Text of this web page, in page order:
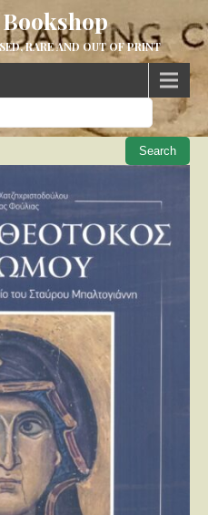
RARE AND OUT OF PRINT
When